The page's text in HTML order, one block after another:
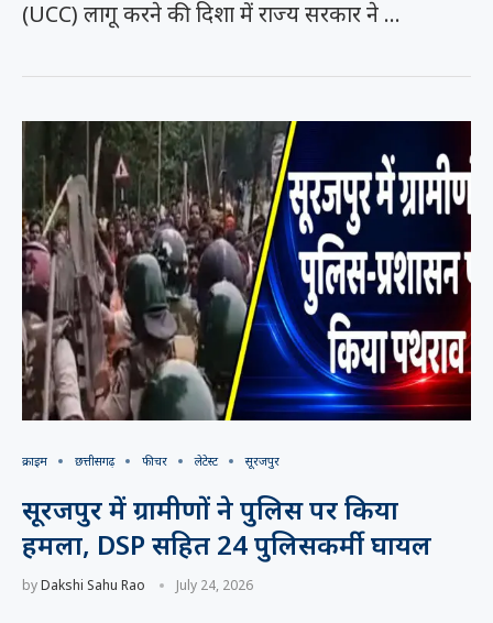
(UCC) लागू करने की दिशा में राज्य सरकार ने …
क्राइम छत्तीसगढ़ फीचर लेटेस्ट सूरजपुर
सूरजपुर में ग्रामीणों ने पुलिस पर किया
हमला, DSP सहित 24 पुलिसकर्मी घायल
byDakshi Sahu Rao July 24, 2026